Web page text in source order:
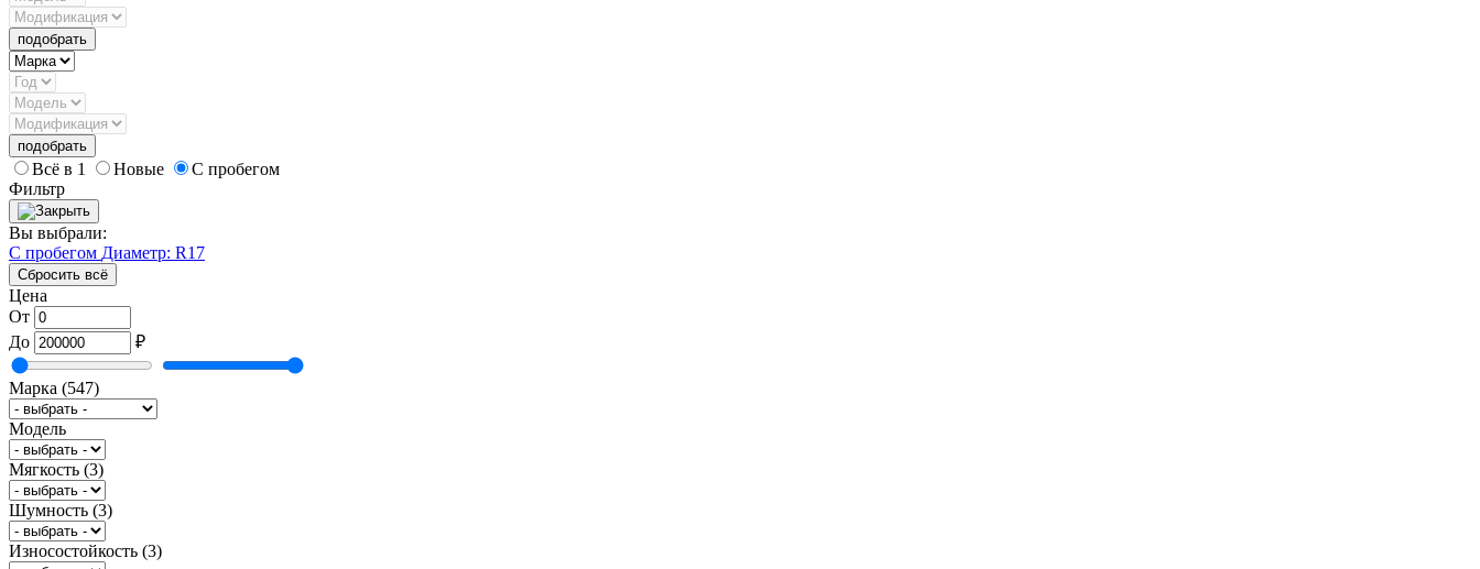
подобрать
подобрать
Всё в 1 Новые
С пробегом
Фильтр
Вы выбрали:
С пробегом Диаметр: R17
Сбросить всё
Цена
От
До
₽
Марка (547)
Модель
Мягкость (3)
Шумность (3)
Износостойкость (3)